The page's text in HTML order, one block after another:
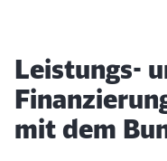
Artikel:
Leistungs-
mit dem